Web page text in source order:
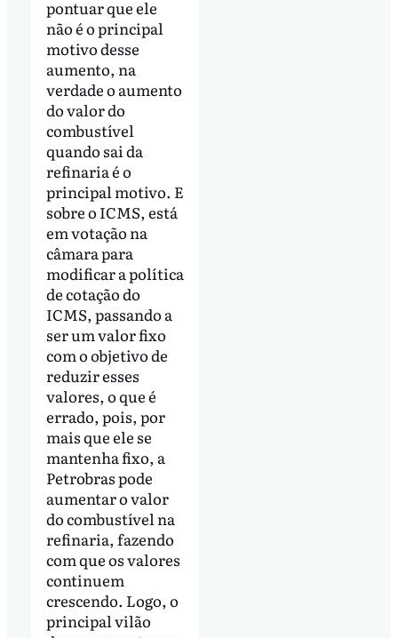
pontuar que ele
não é o principal
motivo desse
aumento, na
verdade o aumento
do valor do
combustível
quando sai da
refinaria é o
principal motivo. E
sobre o ICMS, está
em votação na
câmara para
modificar a política
de cotação do
ICMS, passando a
ser um valor fixo
com o objetivo de
reduzir esses
valores, o que é
errado, pois, por
mais que ele se
mantenha fixo, a
Petrobras pode
aumentar o valor
do combustível na
refinaria, fazendo
com que os valores
continuem
crescendo. Logo, o
principal vilão